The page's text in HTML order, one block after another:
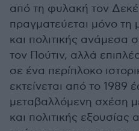
από τη φυλακή τον
πραγματεύεται μόνο τη
και πολιτικής ανάμεσα
τον Πούτιν, αλλά
σε ένα περίπλοκο
εκτείνεται από το 1989
μεταβαλλόμενη σχέση
και πολιτικής εξουσίας